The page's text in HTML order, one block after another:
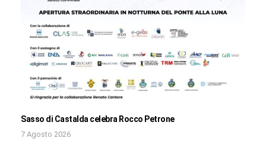
Sasso di Castalda celebra Rocco Petrone
7 Agosto 2026